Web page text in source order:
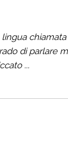
di parlare
...